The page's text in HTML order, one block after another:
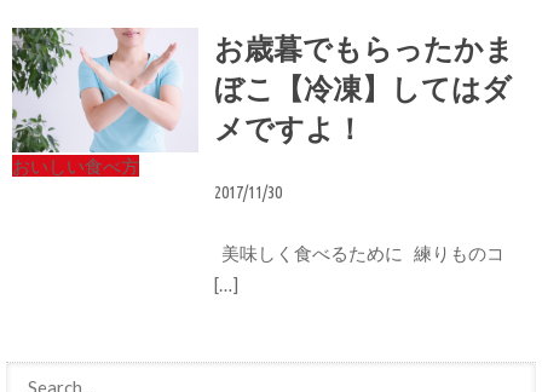
おいしい食べ方
お歳暮でもらったかま
ぼこ【冷凍】してはダ
メですよ！
2017/11/30
美味しく食べるために 練りものコ
[…]